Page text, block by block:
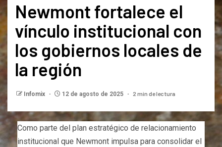
Newmont fortalece el
vínculo institucional con
los gobiernos locales de
la región
Infomix 12 de agosto de 2025 2 min de lectura
Como parte del plan estratégico de relacionamiento
institucional que Newmont impulsa para consolidar el